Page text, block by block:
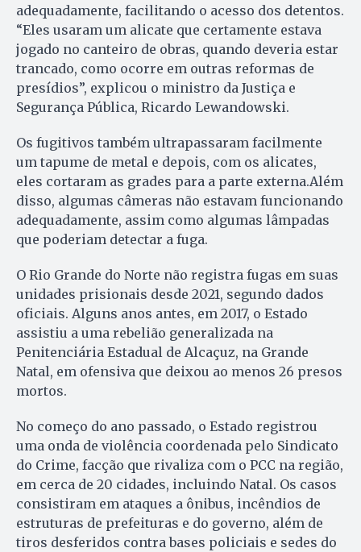
adequadamente, facilitando o acesso dos detentos.
“Eles usaram um alicate que certamente estava
jogado no canteiro de obras, quando deveria estar
trancado, como ocorre em outras reformas de
presídios”, explicou o ministro da Justiça e
Segurança Pública, Ricardo Lewandowski.
Os fugitivos também ultrapassaram facilmente
um tapume de metal e depois, com os alicates,
eles cortaram as grades para a parte externa.Além
disso, algumas câmeras não estavam funcionando
adequadamente, assim como algumas lâmpadas
que poderiam detectar a fuga.
O Rio Grande do Norte não registra fugas em suas
unidades prisionais desde 2021, segundo dados
oficiais. Alguns anos antes, em 2017, o Estado
assistiu a uma rebelião generalizada na
Penitenciária Estadual de Alcaçuz, na Grande
Natal, em ofensiva que deixou ao menos 26 presos
mortos.
No começo do ano passado, o Estado registrou
uma onda de violência coordenada pelo Sindicato
do Crime, facção que rivaliza com o PCC na região,
em cerca de 20 cidades, incluindo Natal. Os casos
consistiram em ataques a ônibus, incêndios de
estruturas de prefeituras e do governo, além de
tiros desferidos contra bases policiais e sedes do